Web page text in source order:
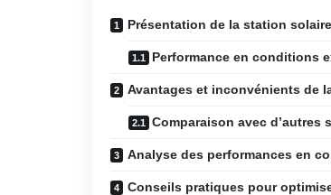
Présentation de la station
Performance en conditions
Avantages et inconvénients de
Comparaison avec d’autres
Analyse des performances en
Conseils pratiques pour